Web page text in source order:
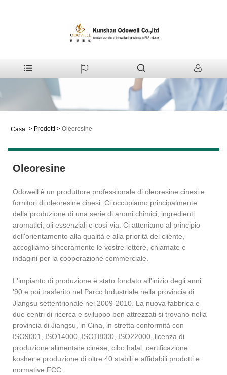
Casa > Prodotti > Oleoresine
Oleoresine
Odowell è un produttore professionale di oleoresine cinesi e
fornitori di oleoresine cinesi. Ci occupiamo principalmente
della produzione di una serie di aromi chimici, ingredienti
aromatici, oli essenziali e così via. Ci atteniamo al principio
dell'orientamento alla qualità e alla priorità del cliente,
accogliamo sinceramente le vostre lettere, chiamate e
indagini per la cooperazione commerciale.
L'impianto di produzione è stato fondato all'inizio degli anni
'90 e poi trasferito nel Parco Industriale nella provincia di
Jiangsu settentrionale nel 2009-2010. La nuova fabbrica e
due centri di ricerca e sviluppo ben attrezzati si trovano nella
provincia di Jiangsu, in Cina, in stretta conformità con
ISO9001, ISO14000, ISO18000, ISO22000, licenza di
produzione alimentare cinese, cibo halal, certificazione
kosher e produzione di oltre 40 stabili e affidabili prodotti e
normative FCC.